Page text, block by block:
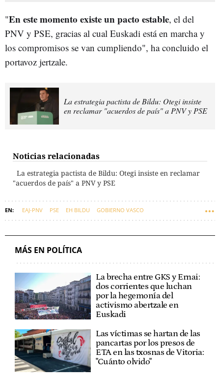
"En este momento existe un pacto estable, el del
PNV y PSE, gracias al cual Euskadi está en marcha y
los compromisos se van cumpliendo", ha concluido el
portavoz jertzale.
La estrategia pactista de Bildu: Otegi insiste
en reclamar "acuerdos de país" a PNV y PSE
Noticias relacionadas
La estrategia pactista de Bildu: Otegi insiste en reclamar
"acuerdos de país" a PNV y PSE
EAJ-PNV PSE EH BILDU GOBIERNO VASCO
JOSEBA DÍEZ ANTXUSTEGI
MÁS EN POLÍTICA
La brecha entre GKS y Ernai:
dos corrientes que luchan
por la hegemonía del
activismo abertzale en
Euskadi
Las víctimas se hartan de las
pancartas por los presos de
ETA en las txosnas de Vitoria:
"Cuánto olvido"